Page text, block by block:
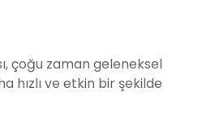
çoğu zaman geleneksel
hızlı ve etkin bir şekilde